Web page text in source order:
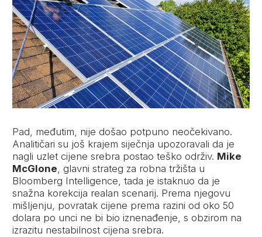
Pad, međutim, nije došao potpuno neočekivano.
Analitičari su još krajem siječnja upozoravali da je
nagli uzlet cijene srebra postao teško održiv. Mike
McGlone, glavni strateg za robna tržišta u
Bloomberg Intelligence, tada je istaknuo da je
snažna korekcija realan scenarij. Prema njegovu
mišljenju, povratak cijene prema razini od oko 50
dolara po unci ne bi bio iznenađenje, s obzirom na
izrazitu nestabilnost cijena srebra.